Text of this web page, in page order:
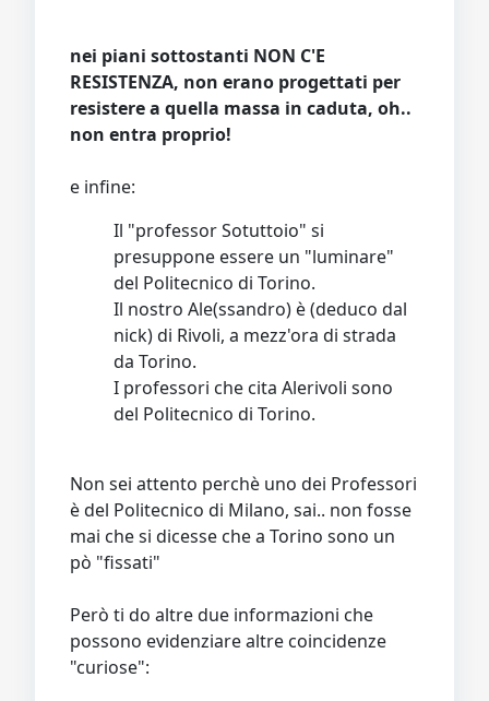
nei piani sottostanti NON C'E
RESISTENZA, non erano progettati per
resistere a quella massa in caduta, oh..
non entra proprio!
e infine:
Il "professor Sotuttoio" si
presuppone essere un "luminare"
del Politecnico di Torino.
Il nostro Ale(ssandro) è (deduco dal
nick) di Rivoli, a mezz'ora di strada
da Torino.
I professori che cita Alerivoli sono
del Politecnico di Torino.
Non sei attento perchè uno dei Professori
è del Politecnico di Milano, sai.. non fosse
mai che si dicesse che a Torino sono un
pò "fissati"
Però ti do altre due informazioni che
possono evidenziare altre coincidenze
"curiose":